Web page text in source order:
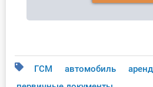
ГСМ автомобиль